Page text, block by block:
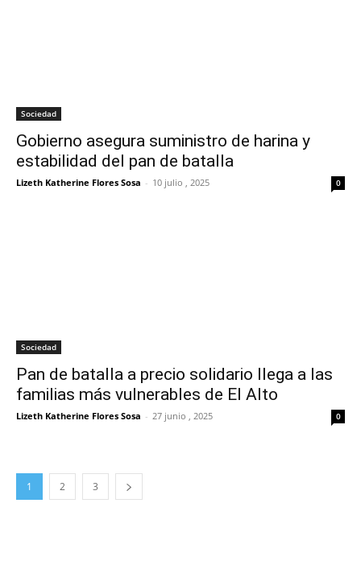
Sociedad
Gobierno asegura suministro de harina y
estabilidad del pan de batalla
Lizeth Katherine Flores Sosa - 10 julio , 2025 0
Sociedad
Pan de batalla a precio solidario llega a las
familias más vulnerables de El Alto
Lizeth Katherine Flores Sosa - 27 junio , 2025 0
1 2 3